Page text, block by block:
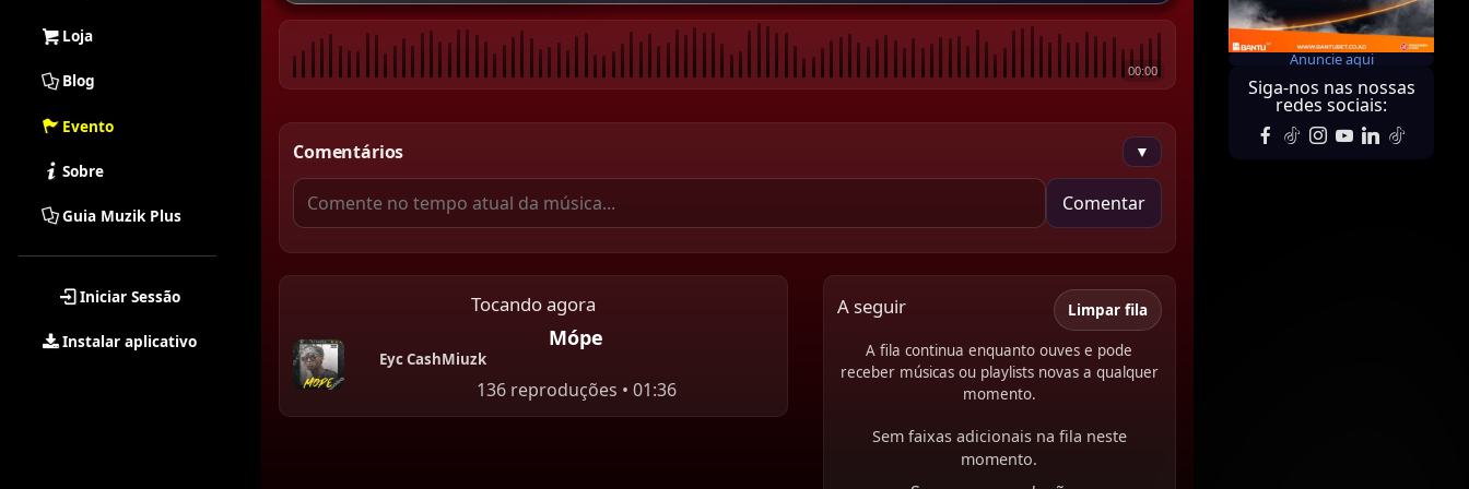
Loja
Blog
Evento
Sobre
Guia Muzik Plus
Iniciar Sessão
Instalar aplicativo
00:00
Comentários ▼
Comentar
Tocando agora
Mópe
Eyc CashMiuzk
136 reproduções • 01:36
A seguir Limpar fila
A fila continua enquanto ouves e pode
receber músicas ou playlists novas a qualquer
momento.
Sem faixas adicionais na fila neste
momento.
Anuncie aqui
Siga-nos nas nossas
redes sociais: